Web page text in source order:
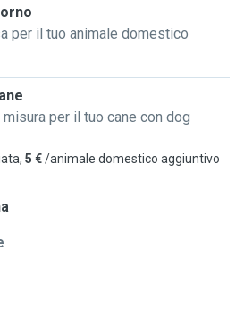
per il tuo animale domestico
per il tuo cane con dog
5 €/animale domestico aggiuntivo